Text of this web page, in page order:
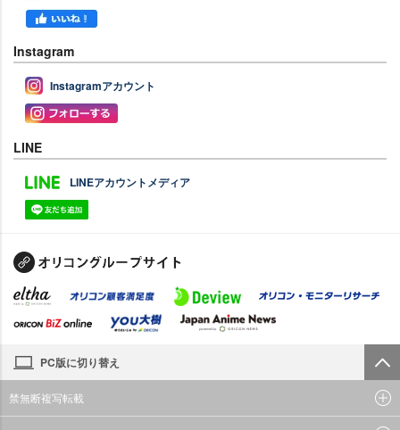
Instagram
Instagramアカウント
LINE
LINEアカウントメディア
PC版に切り替え
禁無断複写転載